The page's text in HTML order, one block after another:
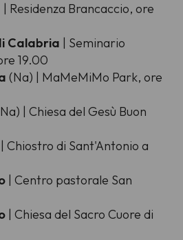
| Residenza Brancaccio, ore
Calabria | Seminario
19.00
(Na) | MaMeMiMo Park, ore
| Chiesa del Gesù Buon
| Chiostro di Sant'Antonio a
| Centro pastorale San
| Chiesa del Sacro Cuore di